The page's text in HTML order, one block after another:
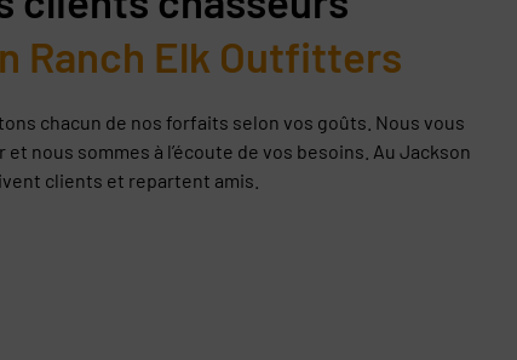
Ranch Elk Outfitters
chacun de nos forfaits selon vos goûts. Nous vous
nous sommes à l’écoute de vos besoins. Au Jackson
clients et repartent amis.